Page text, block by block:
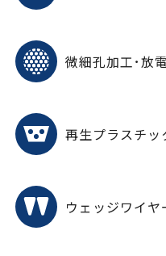
微細孔加工･放
再生プラスチッ
ウェッジワイヤ